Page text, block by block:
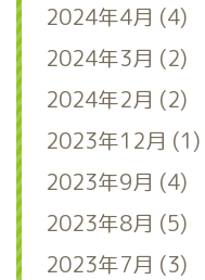
2024年4月 (4)
2024年3月 (2)
2024年2月 (2)
2023年12月 (1)
2023年9月 (4)
2023年8月 (5)
2023年7月 (3)